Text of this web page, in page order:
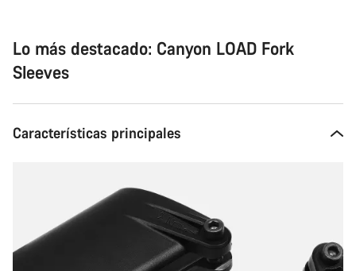
Lo más destacado: Canyon LOAD Fork
Sleeves
Características principales